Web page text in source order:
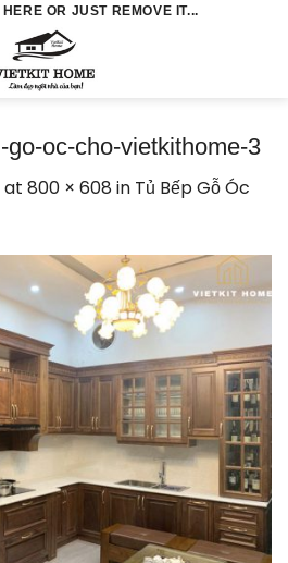
OR JUST REMOVE IT...
go-oc-cho-vietkithome-3
at 800 × 608 in Tủ Bếp Gỗ Óc